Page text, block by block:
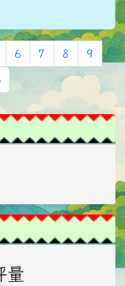
6 7 8 9
最後頁
量